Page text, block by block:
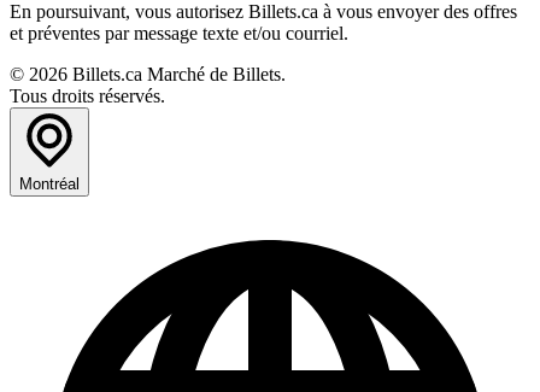
En poursuivant, vous autorisez Billets.ca à vous envoyer des offres
et préventes par message texte et/ou courriel.
© 2026 Billets.ca Marché de Billets.
Tous droits réservés.
Montréal